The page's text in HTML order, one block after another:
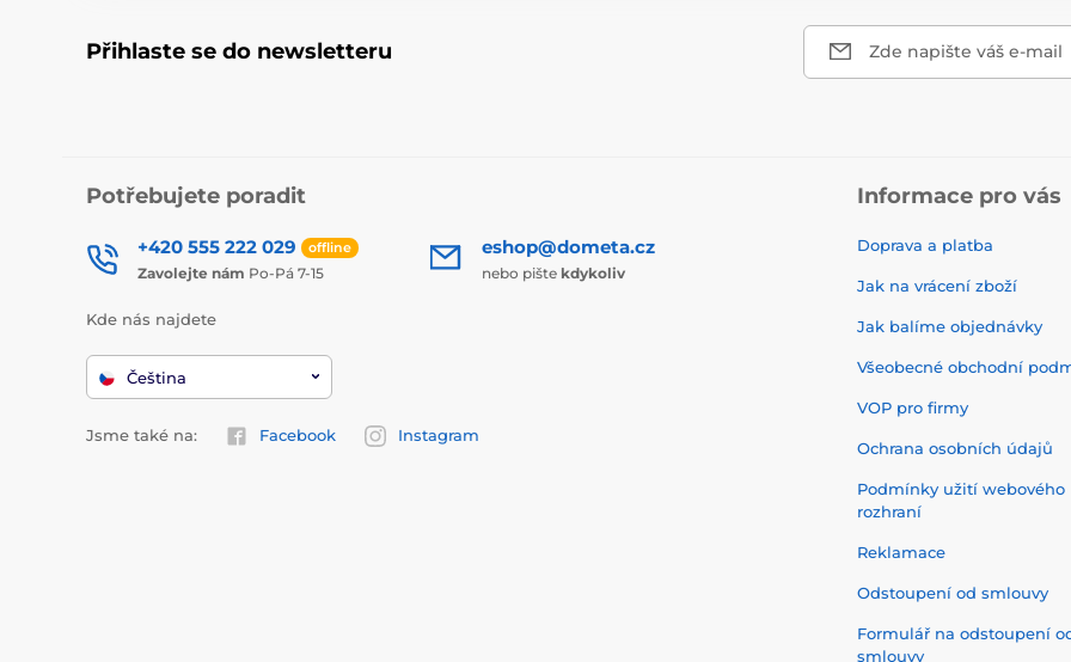
Přihlaste se do newsletteru Zde napište váš e-mail
Potřebujete poradit
+420 555 222 029 offline
Zavolejte nám Po-Pá 7-15
eshop@dometa.cz
nebo pište kdykoliv
Kde nás najdete
Čeština
Jsme také na: Facebook Instagram
Informace pro vás
Doprava a platba
Jak na vrácení zboží
Jak balíme objednávky
Všeobecné obchodní
VOP pro firmy
Ochrana osobních údajů
Podmínky užití webového
rozhraní
Reklamace
Odstoupení od smlouvy
Formulář na odstoupení
smlouvy